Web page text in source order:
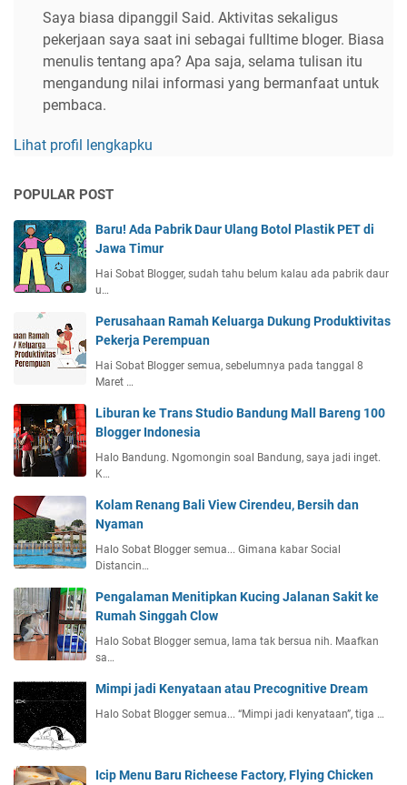
Saya biasa dipanggil Said. Aktivitas sekaligus
pekerjaan saya saat ini sebagai fulltime bloger. Biasa
menulis tentang apa? Apa saja, selama tulisan itu
mengandung nilai informasi yang bermanfaat untuk
pembaca.
Lihat profil lengkapku
POPULAR POST
Baru! Ada Pabrik Daur Ulang Botol Plastik PET di
Jawa Timur
Hai Sobat Blogger, sudah tahu belum kalau ada pabrik daur
u…
Perusahaan Ramah Keluarga Dukung Produktivitas
Pekerja Perempuan
Hai Sobat Blogger semua, sebelumnya pada tanggal 8
Maret …
Liburan ke Trans Studio Bandung Mall Bareng 100
Blogger Indonesia
Halo Bandung. Ngomongin soal Bandung, saya jadi inget.
K…
Kolam Renang Bali View Cirendeu, Bersih dan
Nyaman
Halo Sobat Blogger semua... Gimana kabar Social
Distancin…
Pengalaman Menitipkan Kucing Jalanan Sakit ke
Rumah Singgah Clow
Halo Sobat Blogger semua, lama tak bersua nih. Maafkan
sa…
Mimpi jadi Kenyataan atau Precognitive Dream
Halo Sobat Blogger semua... “Mimpi jadi kenyataan”, tiga …
Icip Menu Baru Richeese Factory, Flying Chicken